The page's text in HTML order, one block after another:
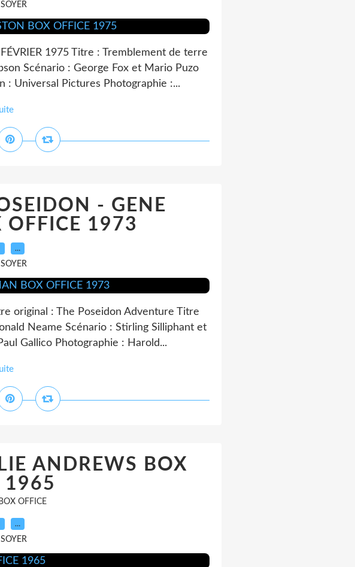
1975 Titre : Tremblement de terre
Scénario : George Fox et Mario Puzo
: Universal Pictures Photographie :...
- GENE
OFFICE 1973
…
original : The Poseidon Adventure Titre
Neame Scénario : Stirling Silliphant et
Gallico Photographie : Harold...
ANDREWS BOX
1965
OFFICE
…